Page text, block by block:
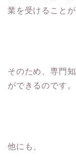
業を受けることが
そのため、専門
ができるのです。
他にも、